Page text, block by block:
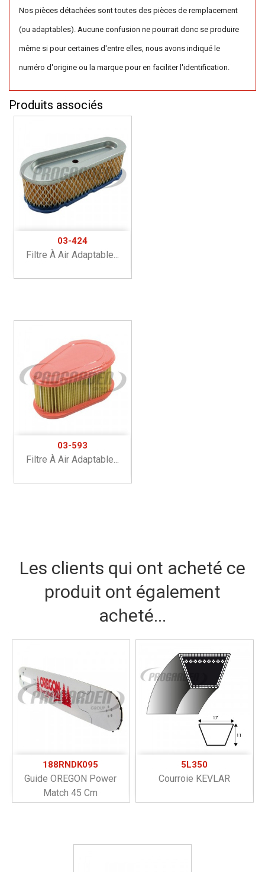
Nos pièces détachées sont toutes des pièces de remplacement
(ou adaptables). Aucune confusion ne pourrait donc se produire
même si pour certaines d'entre elles, nous avons indiqué le
numéro d'origine ou la marque pour en faciliter l'identification.
Produits associés
03-424
Filtre À Air Adaptable...
03-593
Filtre À Air Adaptable...
Les clients qui ont acheté ce
produit ont également
acheté...
188RNDK095
Guide OREGON Power
Match 45 Cm
5L350
Courroie KEVLAR